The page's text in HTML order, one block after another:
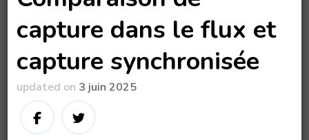
capture dans le flux et
capture synchronisée
updated on 3 juin 2025